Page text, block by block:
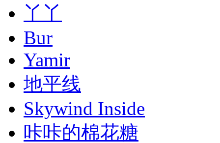
丫丫
Bur
Yamir
地平线
Skywind Inside
咔咔的棉花糖